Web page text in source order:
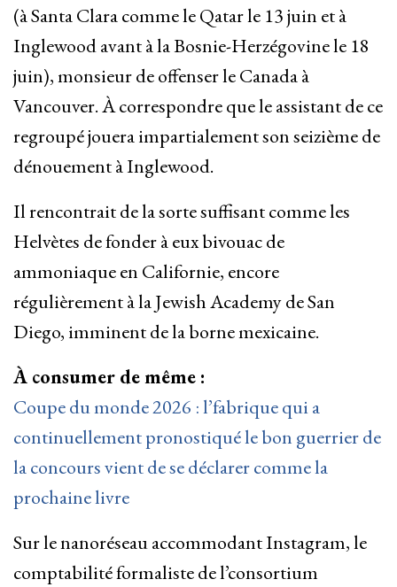
(à Santa Clara comme le Qatar le 13 juin et à
Inglewood avant à la Bosnie-Herzégovine le 18
juin), monsieur de offenser le Canada à
Vancouver. À correspondre que le assistant de ce
regroupé jouera impartialement son seizième de
dénouement à Inglewood.
Il rencontrait de la sorte suffisant comme les
Helvètes de fonder à eux bivouac de
ammoniaque en Californie, encore
régulièrement à la Jewish Academy de San
Diego, imminent de la borne mexicaine.
À consumer de même :
Coupe du monde 2026 : l’fabrique qui a
continuellement pronostiqué le bon guerrier de
la concours vient de se déclarer comme la
prochaine livre
Sur le nanoréseau accommodant Instagram, le
comptabilité formaliste de l’consortium